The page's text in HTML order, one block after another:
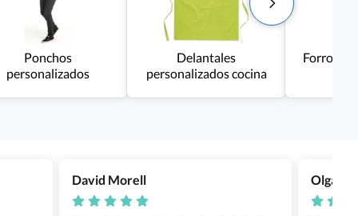
Ponchos
personalizados
Delantales
personalizados cocina
Forros
David Morell Olga